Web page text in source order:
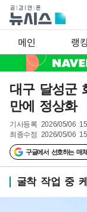
메인 랭킹
대구 달성군
만에 정상화
기사등록 2026/05/06
최종수정 2026/05/06
구글에서 선호하는 매
굴착 작업 중